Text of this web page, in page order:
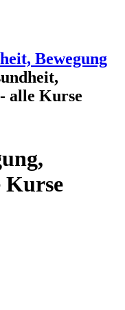
Bewegung
alle Kurse
Kurse